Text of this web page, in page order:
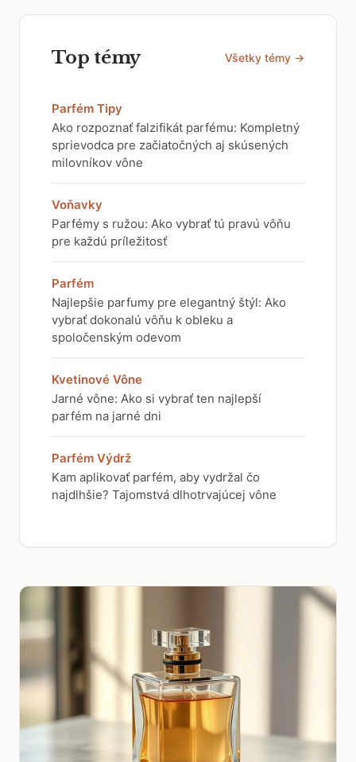
Top témy Všetky témy →
Parfém Tipy
Ako rozpoznať falzifikát parfému: Kompletný
sprievodca pre začiatočných aj skúsených
milovníkov vône
Voňavky
Parfémy s ružou: Ako vybrať tú pravú vôňu
pre každú príležitosť
Parfém
Najlepšie parfumy pre elegantný štýl: Ako
vybrať dokonalú vôňu k obleku a
spoločenským odevom
Kvetinové Vône
Jarné vône: Ako si vybrať ten najlepší
parfém na jarné dni
Parfém Výdrž
Kam aplikovať parfém, aby vydržal čo
najdlhšie? Tajomstvá dlhotrvajúcej vône